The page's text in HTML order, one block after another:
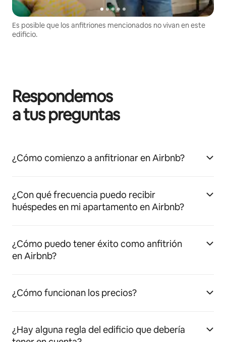
Es posible que los anfitriones mencionados no vivan en este
edificio.
Respondemos
a tus preguntas
¿Cómo comienzo a anfitrionar en Airbnb?
¿Con qué frecuencia puedo recibir
huéspedes en mi apartamento en Airbnb?
¿Cómo puedo tener éxito como anfitrión
en Airbnb?
¿Cómo funcionan los precios?
¿Hay alguna regla del edificio que debería